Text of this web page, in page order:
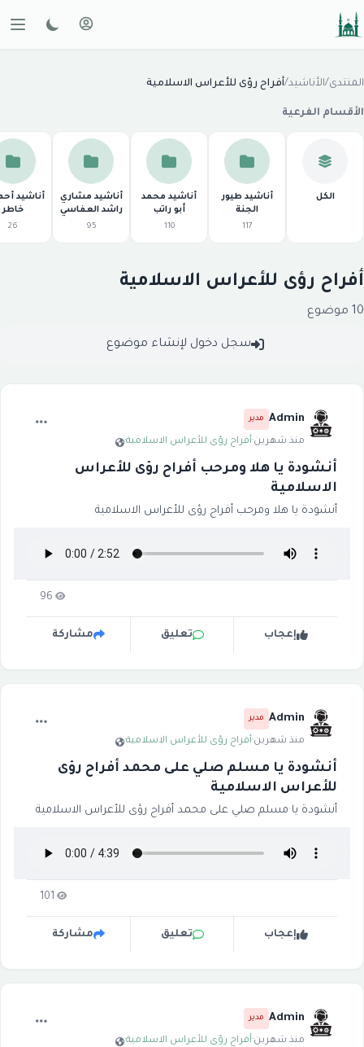
/الأناشيد/أفراح رؤى للأعراس الاسلامية
الفرعية
الكل
أناشيد طيور
الجنة
117
أناشيد محمد
أبو راتب
110
أناشيد مشاري
راشد العفاسي
95
أناشيد
خاطر
26
رؤى للأعراس الاسلامية
سجل دخول لإنشاء موضوع
Admin مدير
منذ شهرين·أفراح رؤى للأعراس الاسلامية·
أنشودة يا هلا ومرحب أفراح رؤى للأعراس
الاسلامية
أنشودة يا هلا ومرحب أفراح رؤى للأعراس الاسلامية
96
إعجاب تعليق مشاركة
Admin مدير
منذ شهرين·أفراح رؤى للأعراس الاسلامية·
أنشودة يا مسلم صلي على محمد أفراح رؤى
للأعراس الاسلامية
أنشودة يا مسلم صلي على محمد أفراح رؤى للأعراس الاسلامية
101
إعجاب تعليق مشاركة
Admin مدير
منذ شهرين·أفراح رؤى للأعراس الاسلامية·